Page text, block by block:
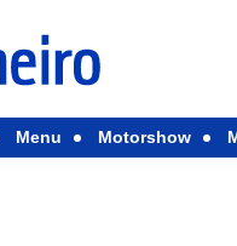
Menu Motorshow